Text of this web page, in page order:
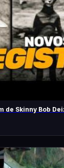
de Skinny Bob